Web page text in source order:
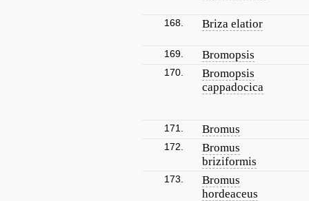
168. Briza elatior
169. Bromopsis
170.
Bromopsis
cappadocica
171. Bromus
172.
Bromus
briziformis
173.
Bromus
hordeaceus